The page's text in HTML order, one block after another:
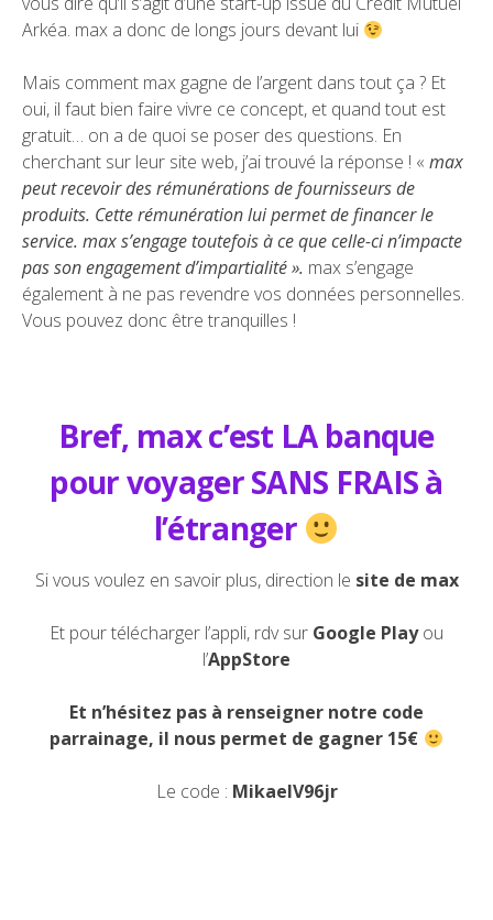
Arkéa. max a donc de longs jours devant lui
Mais comment max gagne de l’argent dans tout ça ? Et
oui, il faut bien faire vivre ce concept, et quand tout est
gratuit… on a de quoi se poser des questions. En
cherchant sur leur site web, j’ai trouvé la réponse ! « max
peut recevoir des rémunérations de fournisseurs de
produits. Cette rémunération lui permet de financer le
service. max s’engage toutefois à ce que celle-ci n’impacte
pas son engagement d’impartialité ». max s’engage
également à ne pas revendre vos données personnelles.
Vous pouvez donc être tranquilles !
Bref, max c’est LA banque
pour voyager SANS FRAIS à
l’étranger
Si vous voulez en savoir plus, direction le site de max
Et pour télécharger l’appli, rdv sur Google Playou
l’AppStore
Et n’hésitez pas à renseigner notre code
parrainage, il nous permet de gagner 15€
Le code : MikaelV96jr